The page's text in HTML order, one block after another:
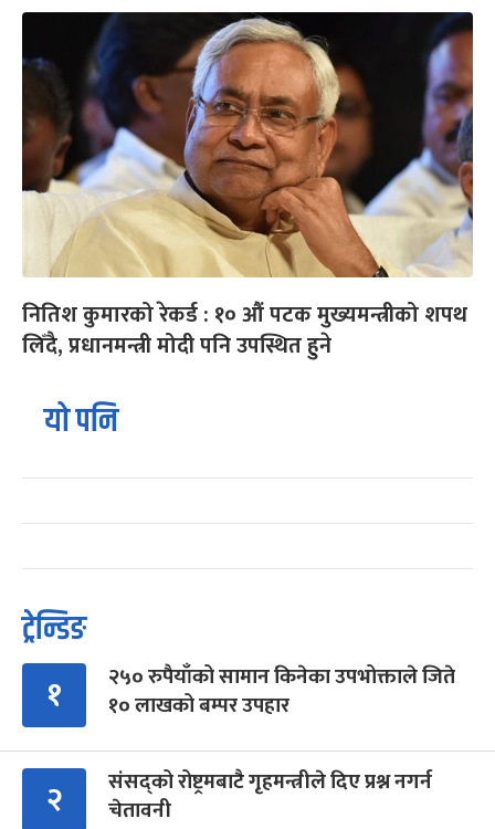
नितिश कुमारको रेकर्ड : १० औं पटक मुख्यमन्त्रीको शपथ
लिँदै, प्रधानमन्त्री मोदी पनि उपस्थित हुने
यो पनि
ट्रेन्डिङ
१
२५० रुपैयाँको सामान किनेका उपभोक्ताले जिते
१० लाखको बम्पर उपहार
२
संसद्को रोष्ट्रमबाटै गृहमन्त्रीले दिए प्रश्न नगर्न
चेतावनी